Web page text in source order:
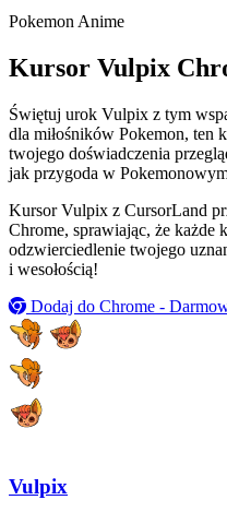
Pokemon Anime
Kursor Vulpix
Świętuj urok Vulpix z tym
dla miłośników Pokemon, ten
twojego doświadczenia
jak przygoda w
Kursor Vulpix z CursorLand
Chrome, sprawiając, że każde
odzwierciedlenie twojego
i wesołością!
Dodaj do Chrome -
Vulpix